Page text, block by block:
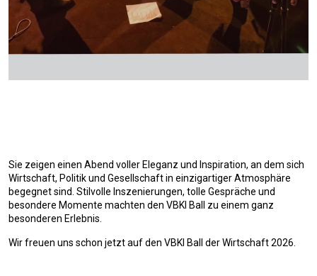
Sie zeigen einen Abend voller Eleganz und Inspiration, an dem sich
Wirtschaft, Politik und Gesellschaft in einzigartiger Atmosphäre
begegnet sind. Stilvolle Inszenierungen, tolle Gespräche und
besondere Momente machten den VBKI Ball zu einem ganz
besonderen Erlebnis.
Wir freuen uns schon jetzt auf den VBKI Ball der Wirtschaft 2026.